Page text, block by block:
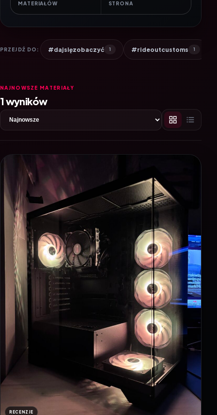
MATERIAŁÓW STRONA
PRZEJDŹ DO: #dajsięzobaczyć 1 #rideoutcustoms 1
NAJNOWSZE MATERIAŁY
1 wyników
RECENZJE